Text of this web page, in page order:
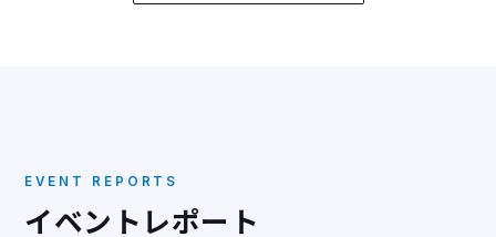
EVENT REPORTS
イベントレポート